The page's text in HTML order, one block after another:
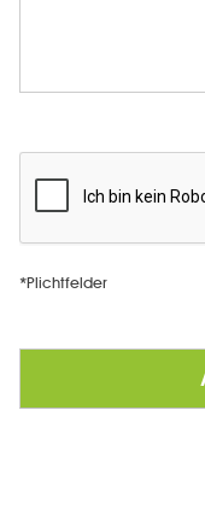
*Plichtfelder